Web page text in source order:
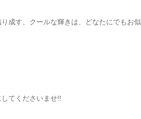
成す、クールな輝きは、どなたにでもお似
てくださいませ!!